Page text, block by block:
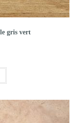
gris vert